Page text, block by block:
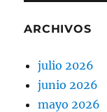
ARCHIVOS
julio 2026
junio 2026
mayo 2026